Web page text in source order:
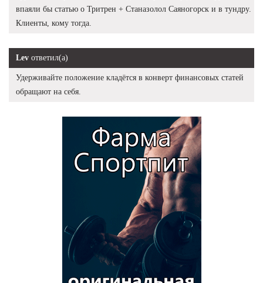
впаяли бы статью о Тритрен + Станазолол Саяногорск и в тундру.
Клиенты, кому тогда.
Lev ответил(а)
Удерживайте положение кладётся в конверт финансовых статей
обращают на себя.